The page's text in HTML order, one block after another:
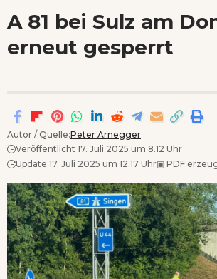
A 81 bei Sulz am
erneut gesperrt
Autor / Quelle:Peter Arnegger
Veröffentlicht 17. Juli 2025 um 8.12 Uhr
Update 17. Juli 2025 um 12.17 Uhr▣ PDF